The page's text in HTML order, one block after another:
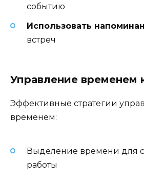
событию
Использовать
встреч
Управление временем
Эффективные стратегии
временем:
Выделение времени для
работы